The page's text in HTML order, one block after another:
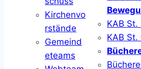
Kirchenvo
rstände
Gemeind
eteams
KAB
KAB St.